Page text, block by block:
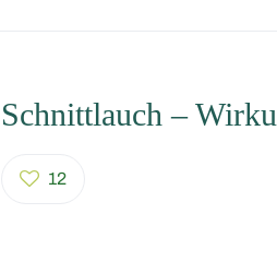
Schnittlauch –
12